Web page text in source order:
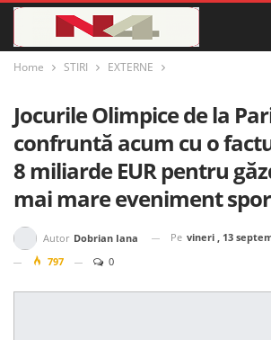
Home STIRI EXTERNE
Jocurile Olimpice de la
confruntă acum cu o
8 miliarde EUR pentru
mai mare eveniment
Autor Dobrian Iana Pe vineri , 13
797
0